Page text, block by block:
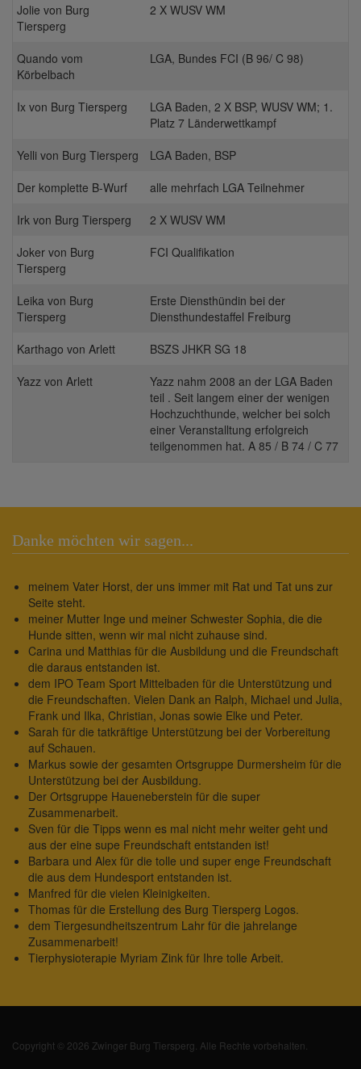
Jolie von Burg
Tiersperg
2 X WUSV WM
Quando vom
Körbelbach
LGA, Bundes FCI (B 96/ C 98)
Ix von Burg Tiersperg
LGA Baden, 2 X BSP, WUSV WM; 1.
Platz 7 Länderwettkampf
Yelli von Burg Tiersperg
LGA Baden, BSP
Der komplette B-Wurf
alle mehrfach LGA Teilnehmer
Irk von Burg Tiersperg
2 X WUSV WM
Joker von Burg
Tiersperg
FCI Qualifikation
Leika von Burg
Tiersperg
Erste Diensthündin bei der
Diensthundestaffel Freiburg
Karthago von Arlett
BSZS JHKR SG 18
Yazz von Arlett
Yazz nahm 2008 an der LGA Baden
teil . Seit langem einer der wenigen
Hochzuchthunde, welcher bei solch
einer Veranstalltung erfolgreich
teilgenommen hat. A 85 / B 74 / C 77
Danke möchten wir sagen...
meinem Vater Horst, der uns immer mit Rat und Tat uns zur
Seite steht.
meiner Mutter Inge und meiner Schwester Sophia, die die
Hunde sitten, wenn wir mal nicht zuhause sind.
Carina und Matthias für die Ausbildung und die Freundschaft
die daraus entstanden ist.
dem IPO Team Sport Mittelbaden für die Unterstützung und
die Freundschaften. Vielen Dank an Ralph, Michael und Julia,
Frank und Ilka, Christian, Jonas sowie Elke und Peter.
Sarah für die tatkräftige Unterstützung bei der Vorbereitung
auf Schauen.
Markus sowie der gesamten Ortsgruppe Durmersheim für die
Unterstützung bei der Ausbildung.
Der Ortsgruppe Haueneberstein für die super
Zusammenarbeit.
Sven für die Tipps wenn es mal nicht mehr weiter geht und
aus der eine supe Freundschaft entstanden ist!
Barbara und Alex für die tolle und super enge Freundschaft
die aus dem Hundesport entstanden ist.
Manfred für die vielen Kleinigkeiten.
Thomas für die Erstellung des Burg Tiersperg Logos.
dem Tiergesundheitszentrum Lahr für die jahrelange
Zusammenarbeit!
Tierphysioterapie Myriam Zink für Ihre tolle Arbeit.
Copyright © 2026 Zwinger Burg Tiersperg. Alle Rechte vorbehalten.